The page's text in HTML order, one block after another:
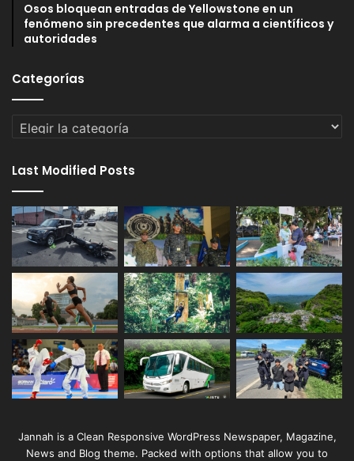
Osos bloquean entradas de Yellowstone en un
fenómeno sin precedentes que alarma a científicos y
autoridades
Categorías
Categorías
Last Modified Posts
Jannah is a Clean Responsive WordPress Newspaper, Magazine,
News and Blog theme. Packed with options that allow you to